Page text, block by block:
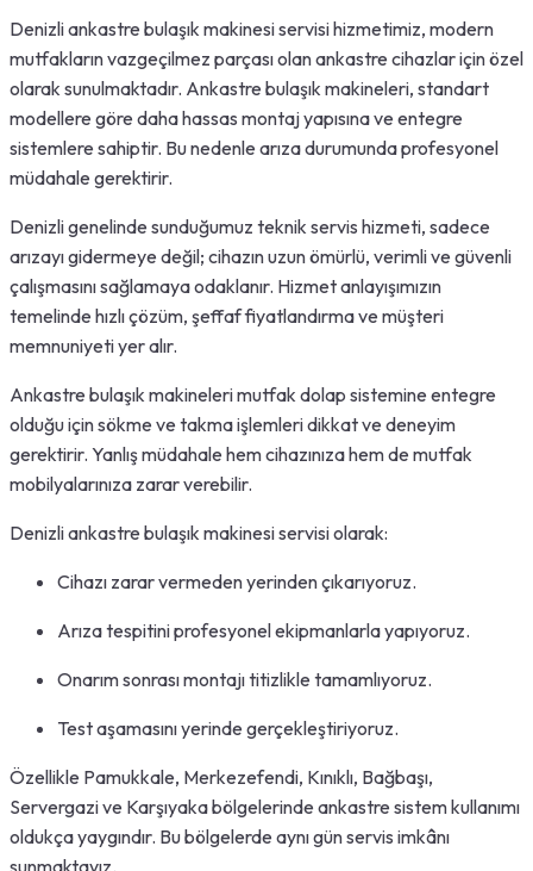
Denizli ankastre bulaşık makinesi servisi hizmetimiz, modern
mutfakların vazgeçilmez parçası olan ankastre cihazlar için özel
olarak sunulmaktadır. Ankastre bulaşık makineleri, standart
modellere göre daha hassas montaj yapısına ve entegre
sistemlere sahiptir. Bu nedenle arıza durumunda profesyonel
müdahale gerektirir.
Denizli genelinde sunduğumuz teknik servis hizmeti, sadece
arızayı gidermeye değil; cihazın uzun ömürlü, verimli ve güvenli
çalışmasını sağlamaya odaklanır. Hizmet anlayışımızın
temelinde hızlı çözüm, şeffaf fiyatlandırma ve müşteri
memnuniyeti yer alır.
Ankastre bulaşık makineleri mutfak dolap sistemine entegre
olduğu için sökme ve takma işlemleri dikkat ve deneyim
gerektirir. Yanlış müdahale hem cihazınıza hem de mutfak
mobilyalarınıza zarar verebilir.
Denizli ankastre bulaşık makinesi servisi olarak:
Cihazı zarar vermeden yerinden çıkarıyoruz.
Arıza tespitini profesyonel ekipmanlarla yapıyoruz.
Onarım sonrası montajı titizlikle tamamlıyoruz.
Test aşamasını yerinde gerçekleştiriyoruz.
Özellikle Pamukkale, Merkezefendi, Kınıklı, Bağbaşı,
Servergazi ve Karşıyaka bölgelerinde ankastre sistem kullanımı
oldukça yaygındır. Bu bölgelerde aynı gün servis imkânı